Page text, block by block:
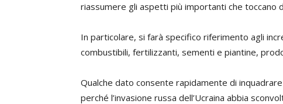
riassumere gli aspetti più importanti che toccano
In particolare, si farà specifico riferimento agli
combustibili, fertilizzanti, sementi e piantine,
Qualche dato consente rapidamente di
perché l’invasione russa dell’Ucraina abbia